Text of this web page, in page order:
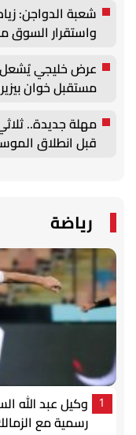
شعبة الدواجن:
واستقرار
عرض خليجي يُشعل
مستقبل خوان
مهلة جديدة..
قبل انطلاق
رياضة
1
وكيل عبد الله
رسمية مع